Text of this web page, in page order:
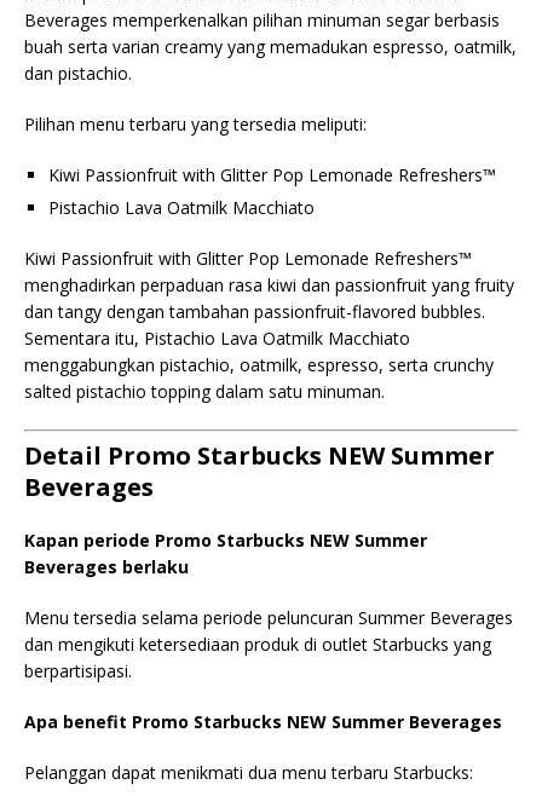
Beverages memperkenalkan pilihan minuman segar berbasis
buah serta varian creamy yang memadukan espresso, oatmilk,
dan pistachio.
Pilihan menu terbaru yang tersedia meliputi:
Kiwi Passionfruit with Glitter Pop Lemonade Refreshers™
Pistachio Lava Oatmilk Macchiato
Kiwi Passionfruit with Glitter Pop Lemonade Refreshers™
menghadirkan perpaduan rasa kiwi dan passionfruit yang fruity
dan tangy dengan tambahan passionfruit-flavored bubbles.
Sementara itu, Pistachio Lava Oatmilk Macchiato
menggabungkan pistachio, oatmilk, espresso, serta crunchy
salted pistachio topping dalam satu minuman.
Detail Promo Starbucks NEW Summer
Beverages
Kapan periode Promo Starbucks NEW Summer
Beverages berlaku
Menu tersedia selama periode peluncuran Summer Beverages
dan mengikuti ketersediaan produk di outlet Starbucks yang
berpartisipasi.
Apa benefit Promo Starbucks NEW Summer Beverages
Pelanggan dapat menikmati dua menu terbaru Starbucks: